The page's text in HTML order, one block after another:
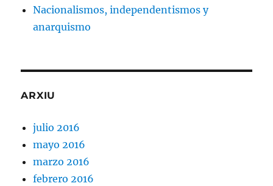
Nacionalismos, independentismos y
anarquismo
ARXIU
julio 2016
mayo 2016
marzo 2016
febrero 2016